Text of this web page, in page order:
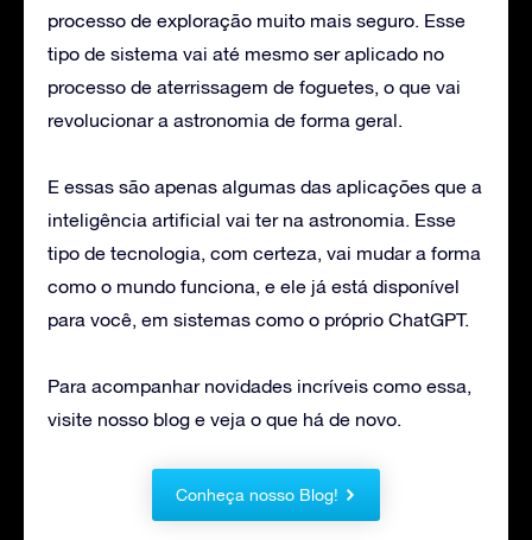
processo de exploração muito mais seguro. Esse
tipo de sistema vai até mesmo ser aplicado no
processo de aterrissagem de foguetes, o que vai
revolucionar a astronomia de forma geral.
E essas são apenas algumas das aplicações que a
inteligência artificial vai ter na astronomia. Esse
tipo de tecnologia, com certeza, vai mudar a forma
como o mundo funciona, e ele já está disponível
para você, em sistemas como o próprio ChatGPT.
Para acompanhar novidades incríveis como essa,
visite nosso blog e veja o que há de novo.
Conheça nosso Blog!